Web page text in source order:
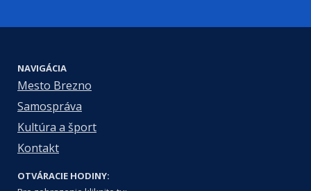
NAVIGÁCIA
Mesto Brezno
Samospráva
Kultúra a šport
Kontakt
OTVÁRACIE HODINY: